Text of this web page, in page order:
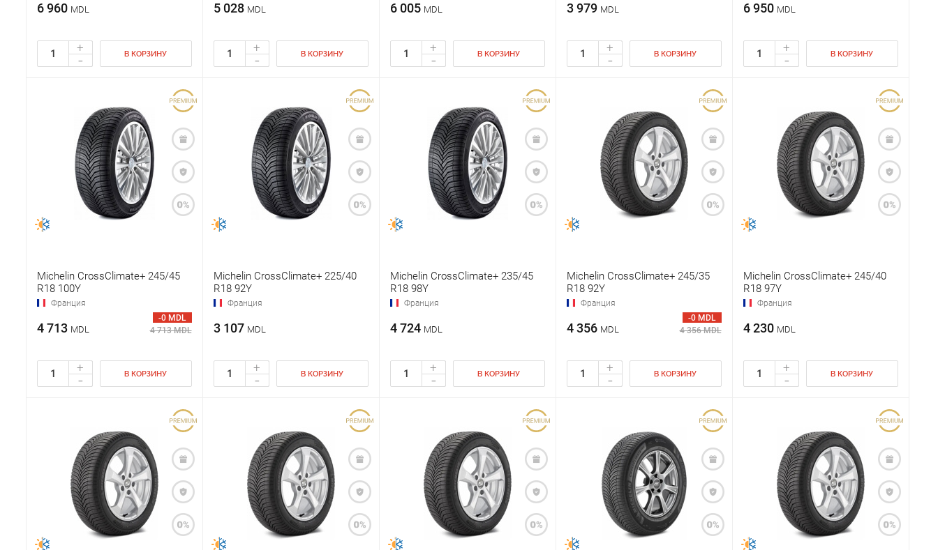
6 960 MDL
+
- В КОРЗИНУ
5 028 MDL
+
- В КОРЗИНУ
6 005 MDL
+
- В КОРЗИНУ
3 979 MDL
+
- В КОРЗИНУ
6 950 MDL
+
- В КОРЗИНУ
Michelin CrossClimate+ 245/45
R18 100Y
Франция
4 713 MDL
-0 MDL
4 713 MDL
+
- В КОРЗИНУ
Michelin CrossClimate+ 225/40
R18 92Y
Франция
3 107 MDL
+
- В КОРЗИНУ
Michelin CrossClimate+ 235/45
R18 98Y
Франция
4 724 MDL
+
- В КОРЗИНУ
Michelin CrossClimate+ 245/35
R18 92Y
Франция
4 356 MDL
-0 MDL
4 356 MDL
+
- В КОРЗИНУ
Michelin CrossClimate+ 245/40
R18 97Y
Франция
4 230 MDL
+
- В КОРЗИНУ